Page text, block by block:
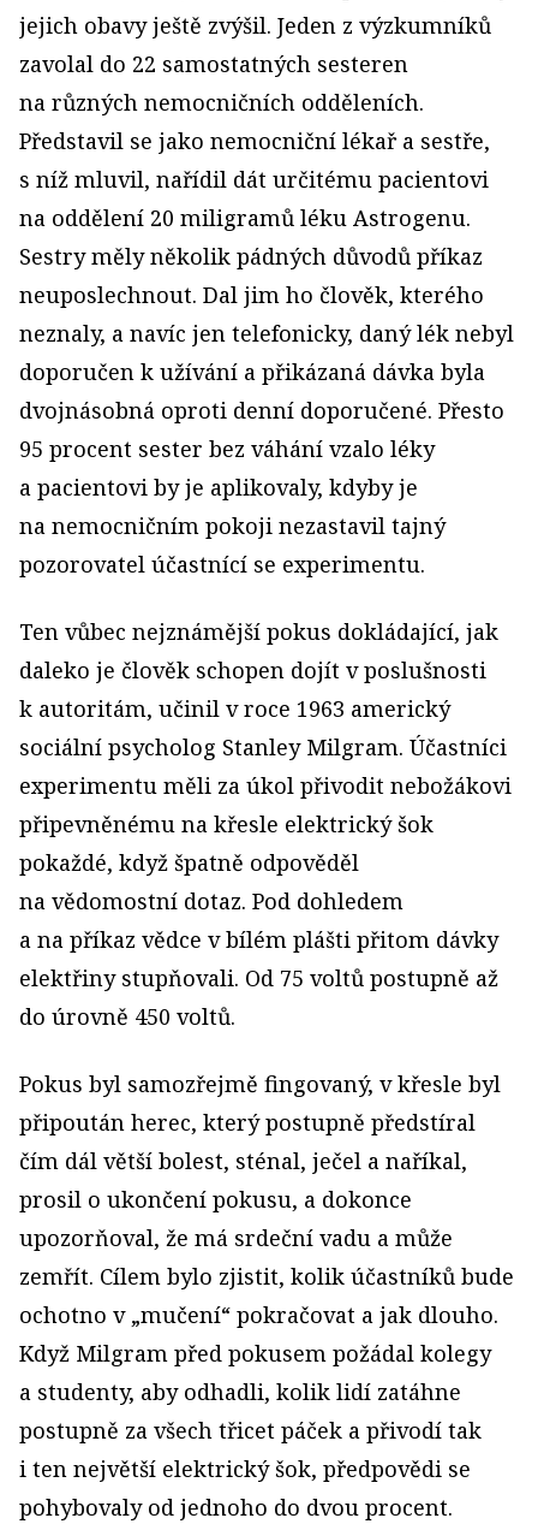
jejich obavy ještě zvýšil. Jeden z výzkumníků
zavolal do 22 samostatných sesteren
na různých nemocničních odděleních.
Představil se jako nemocniční lékař a sestře,
s níž mluvil, nařídil dát určitému pacientovi
na oddělení 20 miligramů léku Astrogenu.
Sestry měly několik pádných důvodů příkaz
neuposlechnout. Dal jim ho člověk, kterého
neznaly, a navíc jen telefonicky, daný lék nebyl
doporučen k užívání a přikázaná dávka byla
dvojnásobná oproti denní doporučené. Přesto
95 procent sester bez váhání vzalo léky
a pacientovi by je aplikovaly, kdyby je
na nemocničním pokoji nezastavil tajný
pozorovatel účastnící se experimentu.
Ten vůbec nejznámější pokus dokládající, jak
daleko je člověk schopen dojít v poslušnosti
k autoritám, učinil v roce 1963 americký
sociální psycholog Stanley Milgram. Účastníci
experimentu měli za úkol přivodit nebožákovi
připevněnému na křesle elektrický šok
pokaždé, když špatně odpověděl
na vědomostní dotaz. Pod dohledem
a na příkaz vědce v bílém plášti přitom dávky
elektřiny stupňovali. Od 75 voltů postupně až
do úrovně 450 voltů.
Pokus byl samozřejmě fingovaný, v křesle byl
připoután herec, který postupně předstíral
čím dál větší bolest, sténal, ječel a naříkal,
prosil o ukončení pokusu, a dokonce
upozorňoval, že má srdeční vadu a může
zemřít. Cílem bylo zjistit, kolik účastníků bude
ochotno v „mučení“ pokračovat a jak dlouho.
Když Milgram před pokusem požádal kolegy
a studenty, aby odhadli, kolik lidí zatáhne
postupně za všech třicet páček a přivodí tak
i ten největší elektrický šok, předpovědi se
pohybovaly od jednoho do dvou procent.